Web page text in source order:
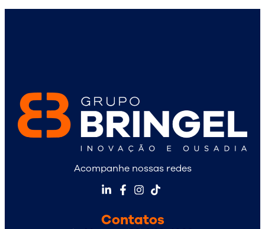
Acompanhe nossas redes
Contatos